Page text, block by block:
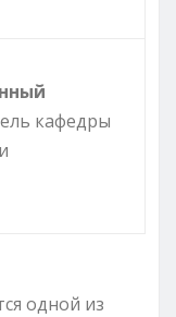
кафедры
одной из